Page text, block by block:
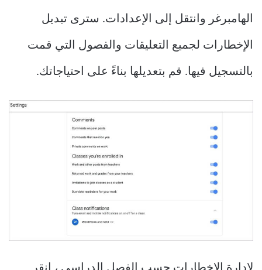
الهامبرغر وانتقل إلى الإعدادات. سترى تبديل
الإخطارات لجميع التعليقات والفصول التي قمت
بالتسجيل فيها. قم بتعديلها بناءً على احتياجاتك.